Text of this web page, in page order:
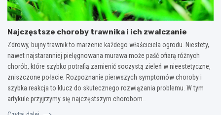
Najczęstsze choroby trawnika i ich zwalczanie
Zdrowy, bujny trawnik to marzenie każdego właściciela ogrodu. Niestety,
nawet najstaranniej pielęgnowana murawa może paść ofiarą różnych
chorób, które szybko potrafią zamienić soczystą zieleń w nieestetyczne,
zniszczone połacie. Rozpoznanie pierwszych symptomów choroby i
szybka reakcja to klucz do skutecznego rozwiązania problemu. W tym
artykule przyjrzymy się najczęstszym chorobom…